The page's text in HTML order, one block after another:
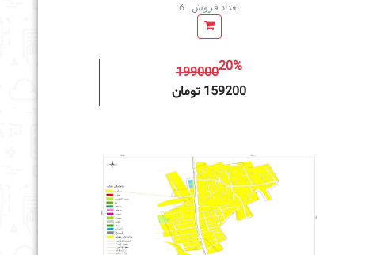
تعداد فروش : 6
19900020%
159200 تومان